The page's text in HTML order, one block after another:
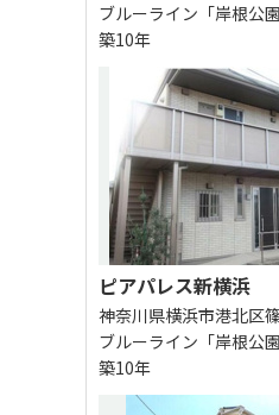
ブルーライン「岸根公
築10年
ピアパレス新横浜
神奈川県横浜市港北区
ブルーライン「岸根公
築10年